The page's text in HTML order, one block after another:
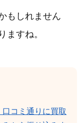
もしれません
ますね。
コミ通りに買取